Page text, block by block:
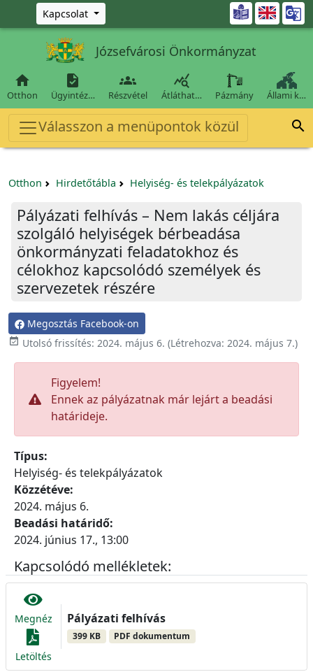
Ugrás a fő tartalomra
Kapcsolat 
Józsefvárosi Önkormányzat

Otthon

Ügyintéz…

Részvétel

Átláthat… Pázmány Állami k…
Válasszon a menüpontok közül 
Otthon Hirdetőtábla Helyiség- és telekpályázatok
Pályázati felhívás – Nem lakás céljára
szolgáló helyiségek bérbeadása
önkormányzati feladatokhoz és
célokhoz kapcsolódó személyek és
szervezetek részére
Megosztás Facebook-on
 Utolsó frissítés: 2024. május 6. (Létrehozva: 2024. május 7.)
Figyelem!
Ennek az pályázatnak már lejárt a beadási
határideje.
Típus:
Helyiség- és telekpályázatok
Közzétéve:
2024. május 6.
Beadási határidő:
2024. június 17., 13:00
Kapcsolódó mellékletek:
Megnéz
Letöltés
Pályázati felhívás
399 KB PDF dokumentum